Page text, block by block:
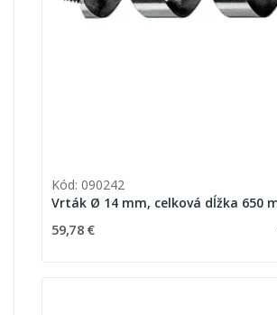
Kód: 090242
Vrták Ø 14 mm, celková dĺžka 650
59,78 €